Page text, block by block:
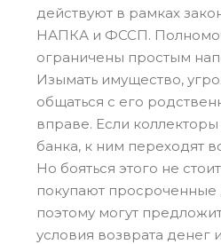
действуют в рамках
НАПКА и ФССП.
ограничены простым
Изымать имущество,
общаться с его
вправе. Если
банка, к ним переходят
Но бояться этого не
покупают просроченные
поэтому могут
условия возврата денег